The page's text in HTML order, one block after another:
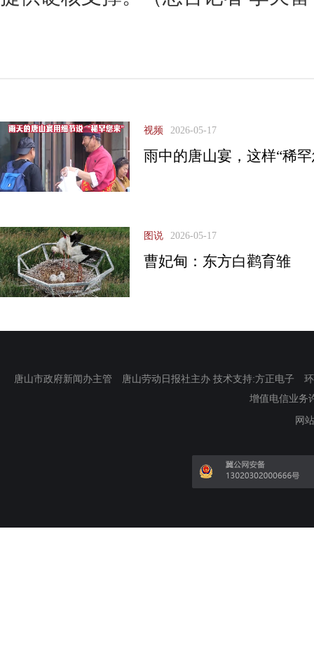
视频 2026-05-17
雨中的唐山宴，这样“稀
图说 2026-05-17
曹妃甸：东方白鹳育雏
唐山市政府新闻办主管 唐山劳动日报社主办 技术支持:方正电子
增值电信业务
网